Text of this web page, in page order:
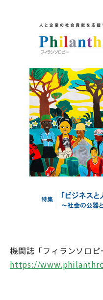
機関誌「フィランソロピ
https://